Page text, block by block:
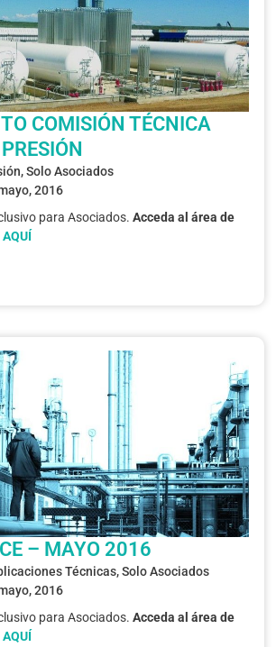
COMISIÓN TÉCNICA
,Solo Asociados
2016
para Asociados.Acceda al área de
AQUÍ
– MAYO 2016
Técnicas,Solo Asociados
2016
para Asociados.Acceda al área de
AQUÍ